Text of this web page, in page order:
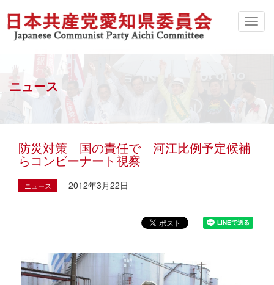
ニュース
防災対策 国の責任で 河江比例予定候補
らコンビーナート視察
ニュース 2012年3月22日